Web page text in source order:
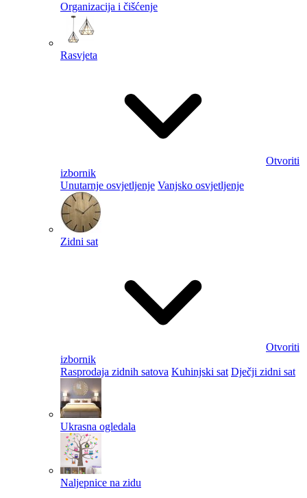
Organizacija i čišćenje
Rasvjeta
Otvoriti
izbornik
Unutarnje osvjetljenje Vanjsko osvjetljenje
Zidni sat
Otvoriti
izbornik
Rasprodaja zidnih satova Kuhinjski sat Dječji zidni sat
Ukrasna ogledala
Naljepnice na zidu